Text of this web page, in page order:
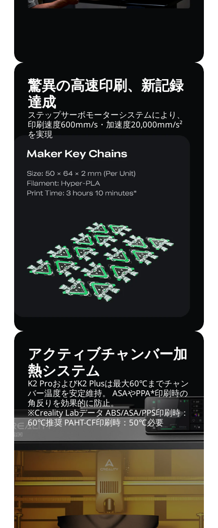
驚異の高速印刷、新記録
達成
ステップサーボモーターシステムにより、
印刷速度600mm/s・加速度20,000mm/s²
を実現
アクティブチャンバー加
熱システム
K2 ProおよびK2 Plusは最大60℃までチャン
バー温度を安定維持。 ASAやPPA*印刷時の
角反りを効果的に防止。
※Creality Labデータ ABS/ASA/PPS印刷時：
60℃推奨 PAHT-CF印刷時：50℃必要